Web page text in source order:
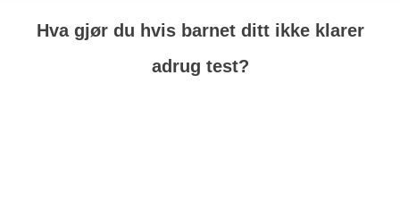
Hva gjør du hvis barnet ditt ikke klarer
adrug test?